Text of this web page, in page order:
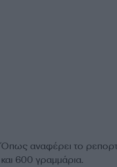
Όπως αναφέρει το
και 600 γραμμάρια.